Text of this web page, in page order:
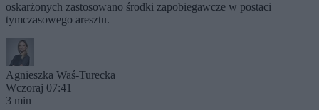
oskarżonych zastosowano środki zapobiegawcze w postaci
tymczasowego aresztu.
Agnieszka Waś-Turecka
Wczoraj 07:41
3 min